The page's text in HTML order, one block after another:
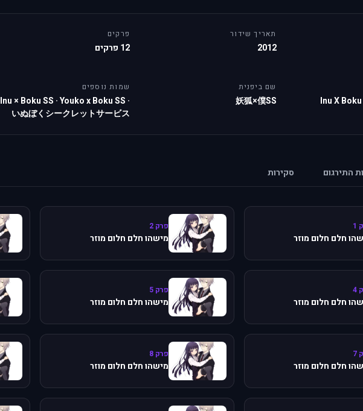
תאריך שידור
2012
פרקים
12 פרקים
Inu X
שם ביפנית
妖狐×僕SS
שמות נוספים
Inu × Boku SS ·Youko x Boku SS ·
いぬぼくシークレットサービス
התירגום סקירות
חלם חלום מוזר
פרק 2
מישהו חלם חלום מוזר
חלם חלום מוזר
פרק 5
מישהו חלם חלום מוזר
חלם חלום מוזר
פרק 8
מישהו חלם חלום מוזר